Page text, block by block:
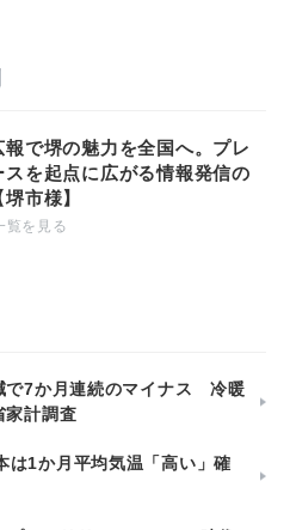
報で堺の魅力を全国へ。プレ
スを起点に広がる情報発信の
市様】
覧を見る
で7か月連続のマイナス 冷暖
計調査
1か月平均気温「高い」確